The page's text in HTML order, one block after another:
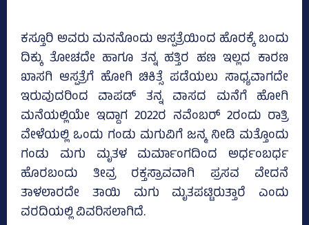
ಕಸ್ತೂರಿ ಅವರು ಮನನೊಂದು ಆಸ್ಪತ್ರೆಯಿಂದ ಹೊರಕ್ಕೆ ಬಂದು
ದಿಕ್ಕು ತೋಚದೇ ಹಾಗೂ ತನ್ನ ಹತ್ತಿರ ಹಣ ಇಲ್ಲದ ಕಾರಣ
ಖಾಸಗಿ ಆಸ್ಪತ್ರೆಗೆ ಹೋಗಿ ಚಿಕಿತ್ಸೆ ಪಡೆಯಲು ಸಾಧ್ಯವಾಗದೇ
ಇರುವುದರಿಂದ ವಾಪಡ್‌ ತನ್ನ ವಾಸದ ಮನೆಗೆ ಹೋಗಿ
ಮನೆಯಲ್ಲಿಯೇ ಇದ್ದಾಗ 2022ರ ನವೆಂಬರ್‌ 2ರಂದು ರಾತ್ರಿ
ವೇಳೆಯಲ್ಲಿ ಒಂದು ಗಂಡು ಮಗುವಿಗೆ ಜನ್ಮ ನೀಡಿ ಮತ್ತೊಂದು
ಗಂಡು ಮಗು ಮೃತಳ ಮರ್ಮಾಂಗದಿಂದ ಅರ್ಧಂಬರ್ಧ
ಹೊರಬಂದು ತೀವ್ರ ರಕ್ತಸ್ರಾವವಾಗಿ ಪ್ರಸವ ವೇದನೆ
ತಾಳಲಾರದೇ ತಾಯಿ ಮಗು ಮೃತಪಟ್ಟಿರುತ್ತಾರೆ ಎಂದು
ವರದಿಯಲ್ಲಿ ವಿವರಿಸಲಾಗಿದೆ.